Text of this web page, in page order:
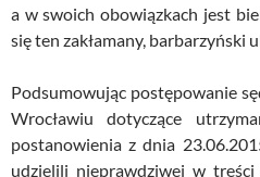
a w swoich obowiązkach jest
się ten zakłamany, barbarzyński
Podsumowując postępowanie
Wrocławiu dotyczące
postanowienia z dnia
udzielili nieprawdziwej w